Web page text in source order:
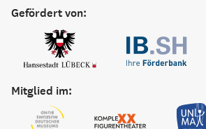
Gefördert von:
Mitglied im: